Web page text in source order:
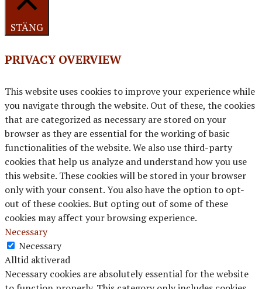
STÄNG
PRIVACY OVERVIEW
This website uses cookies to improve your experience while
you navigate through the website. Out of these, the cookies
that are categorized as necessary are stored on your
browser as they are essential for the working of basic
functionalities of the website. We also use third-party
cookies that help us analyze and understand how you use
this website. These cookies will be stored in your browser
only with your consent. You also have the option to opt-
out of these cookies. But opting out of some of these
cookies may affect your browsing experience.
Necessary
Necessary
Alltid aktiverad
Necessary cookies are absolutely essential for the website